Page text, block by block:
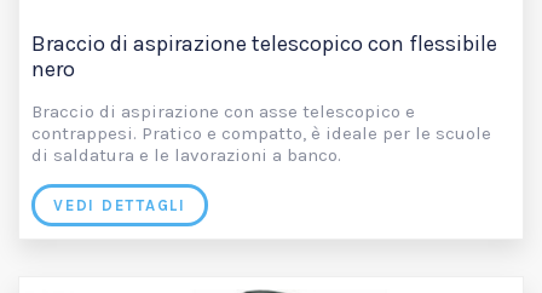
Braccio di aspirazione telescopico con flessibile
nero
Braccio di aspirazione con asse telescopico e
contrappesi. Pratico e compatto, è ideale per le scuole
di saldatura e le lavorazioni a banco.
VEDI DETTAGLI